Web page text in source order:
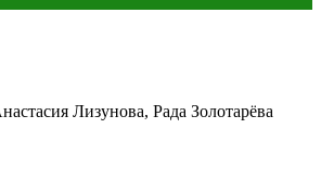
Лизунова, Рада Золотарёва